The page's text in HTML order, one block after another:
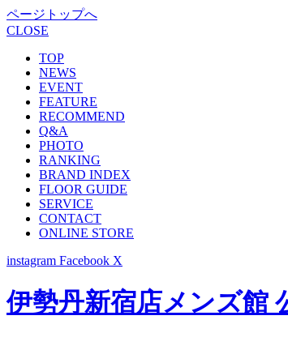
ページトップへ
CLOSE
TOP
NEWS
EVENT
FEATURE
RECOMMEND
Q&A
PHOTO
RANKING
BRAND INDEX
FLOOR GUIDE
SERVICE
CONTACT
ONLINE STORE
instagram Facebook X
伊勢丹新宿店メンズ館